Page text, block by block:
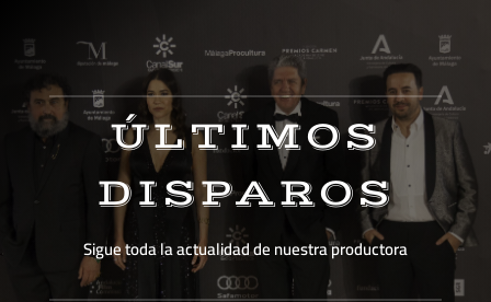
ÚLTIMOS
DISPAROS
Sigue toda la actualidad de nuestra productora